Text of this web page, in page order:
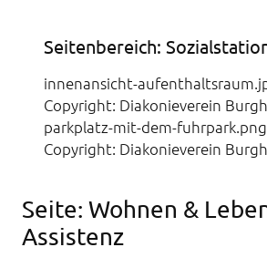
Seitenbereich:
innenansicht-
Copyright: Diakonieverein
parkplatz-mit-dem-
Copyright: Diakonieverein
Seite: Wohnen &
Assistenz